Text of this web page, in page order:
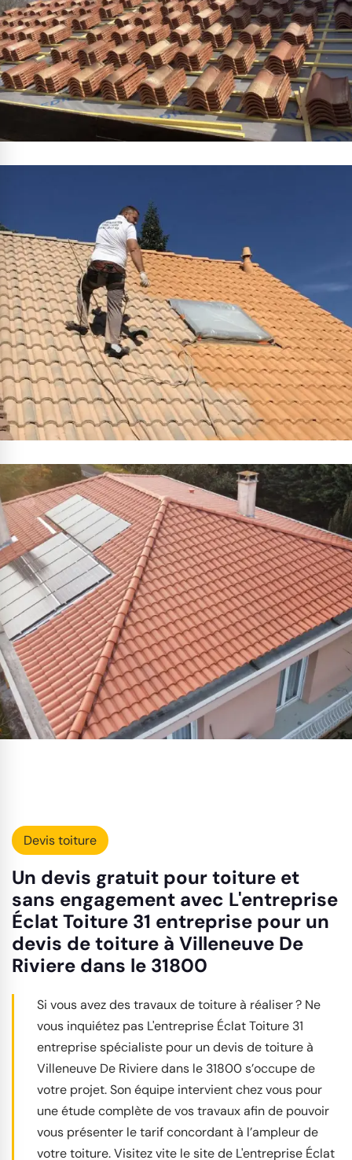
Devis toiture
Un devis gratuit pour toiture et
sans engagement avec L'entreprise
Éclat Toiture 31 entreprise pour un
devis de toiture à Villeneuve De
Riviere dans le 31800
Si vous avez des travaux de toiture à réaliser ? Ne
vous inquiétez pas L'entreprise Éclat Toiture 31
entreprise spécialiste pour un devis de toiture à
Villeneuve De Riviere dans le 31800 s’occupe de
votre projet. Son équipe intervient chez vous pour
une étude complète de vos travaux afin de pouvoir
vous présenter le tarif concordant à l’ampleur de
votre toiture. Visitez vite le site de L'entreprise Éclat